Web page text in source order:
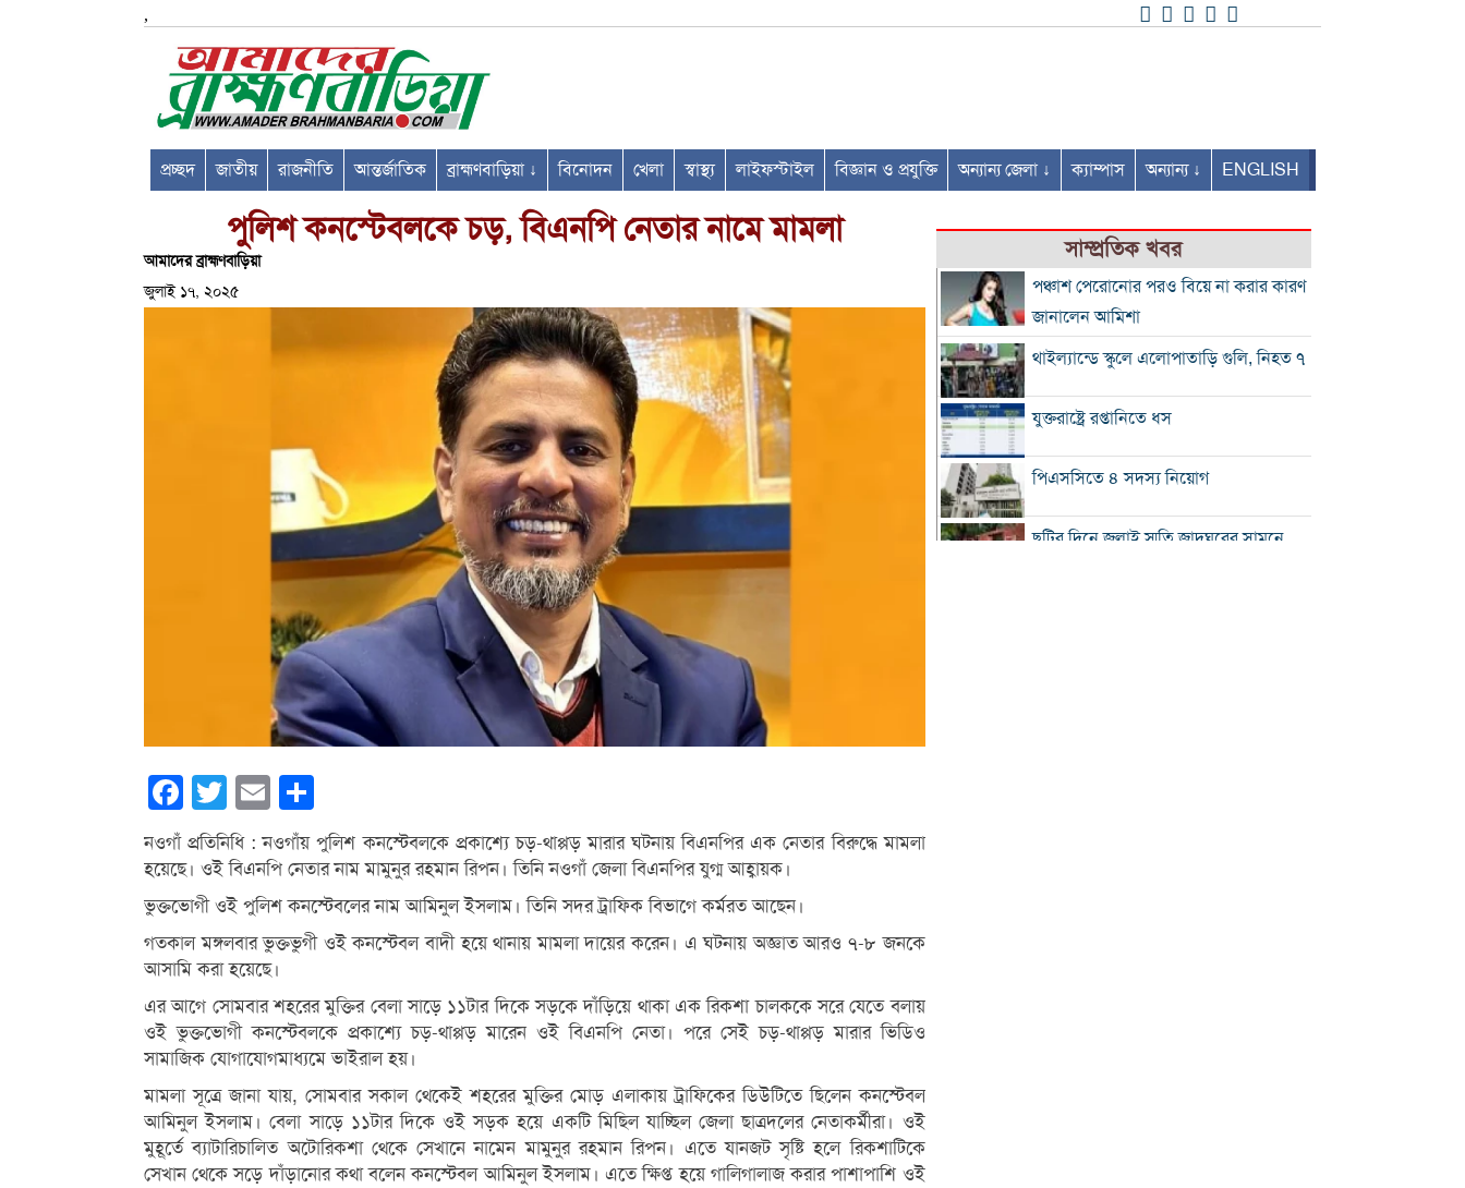
,
প্রচ্ছদ জাতীয় রাজনীতি আন্তর্জাতিক ব্রাহ্মণবাড়িয়া ↓ বিনোদন খেলা স্বাস্থ্য লাইফস্টাইল বিজ্ঞান ও প্রযুক্তি অন্যান্য জেলা ↓ ক্যাম্পাস অন্যান্য ↓ ENGLISH
পুলিশ কনস্টেবলকে চড়, বিএনপি নেতার নামে মামলা
আমাদের ব্রাহ্মণবাড়িয়া
জুলাই ১৭, ২০২৫
Facebook
Twitter Email
নওগাঁ প্রতিনিধি : নওগাঁয় পুলিশ কনস্টেবলকে প্রকাশ্যে চড়-থাপ্পড় মারার ঘটনায় বিএনপির এক নেতার বিরুদ্ধে মামলা
হয়েছে। ওই বিএনপি নেতার নাম মামুনুর রহমান রিপন। তিনি নওগাঁ জেলা বিএনপির যুগ্ম আহ্বায়ক।
ভুক্তভোগী ওই পুলিশ কনস্টেবলের নাম আমিনুল ইসলাম। তিনি সদর ট্রাফিক বিভাগে কর্মরত আছেন।
গতকাল মঙ্গলবার ভুক্তভুগী ওই কনস্টেবল বাদী হয়ে থানায় মামলা দায়ের করেন। এ ঘটনায় অজ্ঞাত আরও ৭-৮ জনকে
আসামি করা হয়েছে।
এর আগে সোমবার শহরের মুক্তির বেলা সাড়ে ১১টার দিকে সড়কে দাঁড়িয়ে থাকা এক রিকশা চালককে সরে যেতে বলায়
ওই ভুক্তভোগী কনস্টেবলকে প্রকাশ্যে চড়-থাপ্পড় মারেন ওই বিএনপি নেতা। পরে সেই চড়-থাপ্পড় মারার ভিডিও
সামাজিক যোগাযোগমাধ্যমে ভাইরাল হয়।
মামলা সূত্রে জানা যায়, সোমবার সকাল থেকেই শহরের মুক্তির মোড় এলাকায় ট্রাফিকের ডিউটিতে ছিলেন কনস্টেবল
আমিনুল ইসলাম। বেলা সাড়ে ১১টার দিকে ওই সড়ক হয়ে একটি মিছিল যাচ্ছিল জেলা ছাত্রদলের নেতাকর্মীরা। ওই
মুহূর্তে ব্যাটারিচালিত অটোরিকশা থেকে সেখানে নামেন মামুনুর রহমান রিপন। এতে যানজট সৃষ্টি হলে রিকশাটিকে
সেখান থেকে সড়ে দাঁড়ানোর কথা বলেন কনস্টেবল আমিনুল ইসলাম। এতে ক্ষিপ্ত হয়ে গালিগালাজ করার পাশাপাশি ওই
সাম্প্রতিক খবর
পঞ্চাশ পেরোনোর পরও বিয়ে না করার কারণ
জানালেন আমিশা
থাইল্যান্ডে স্কুলে এলোপাতাড়ি গুলি, নিহত ৭
যুক্তরাষ্ট্রে রপ্তানিতে ধস
পিএসসিতে ৪ সদস্য নিয়োগ
ছুটির দিনে জুলাই স্মৃতি জাদুঘরের সামনে